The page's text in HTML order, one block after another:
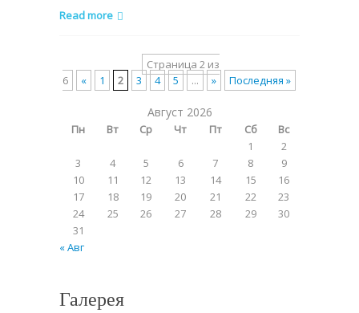
Read more
Страница 2 из
6
« 1 2 3 4 5 ... » Последняя »
Август 2026
Пн Вт Ср Чт Пт Сб
Вс
1
2
3
4 5 6 7 8
9
10
11 12 13 14 15
16
17
18 19 20 21 22
23
24
25 26 27 28 29
30
31
« Авг
Галерея